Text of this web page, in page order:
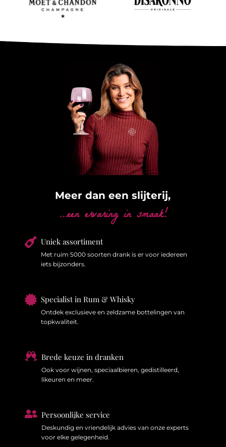
Meer dan een slijterij,
…een ervaring in smaak!
 Uniek assortiment
Met ruim 5000 soorten drank is er voor iedereen
iets bijzonders.
 Specialist in Rum & Whisky
Ontdek exclusieve en zeldzame bottelingen van
topkwaliteit.
 Brede keuze in dranken
Ook voor wijnen, speciaalbieren, gedistilleerd,
likeuren en meer.
 Persoonlijke service
Deskundig en vriendelijk advies van onze experts
voor elke gelegenheid.